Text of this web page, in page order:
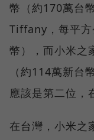
幣（約170萬台
Tiffany，每平方
幣），而小米之
（約114萬新台
應該是第二位，
在台灣，小米之